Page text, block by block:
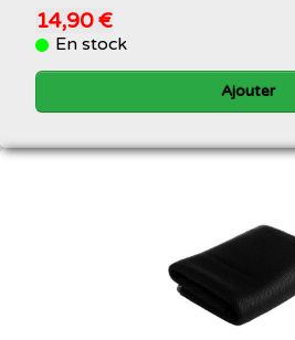
14,90 €
En stock
Ajouter